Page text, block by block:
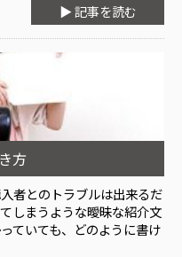
▶ 記事を読む
方
者とのトラブルは出来るだ
しまうような曖昧な紹介文
ていても、どのように書け